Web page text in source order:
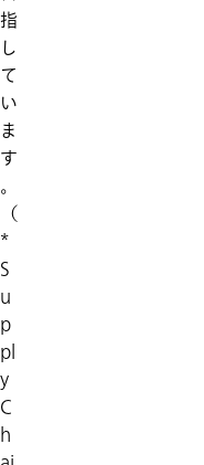
指
し
て
い
ま
す
。
（
*
S
u
p
pl
y
C
h